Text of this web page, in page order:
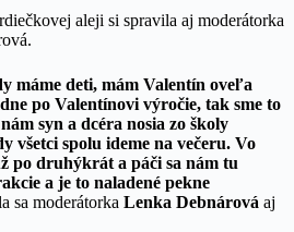
aleji si spravila aj moderátorka
máme deti, mám Valentín oveľa
po Valentínovi výročie, tak sme to
syn a dcéra nosia zo školy
všetci spolu ideme na večeru. Vo
po druhýkrát a páči sa nám tu
a je to naladené pekne
sa moderátorka Lenka Debnárová aj